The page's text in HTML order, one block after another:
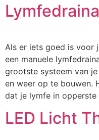
Als er iets goed is voor
een manuele
grootste systeem van
en weer op te bouwen.
dat je lymfe in
LED Licht